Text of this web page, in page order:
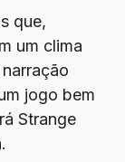
que,
um clima
jogo bem
Strange